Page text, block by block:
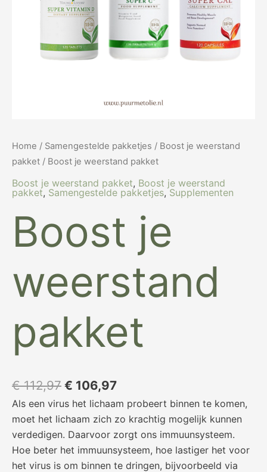
Home / Samengestelde pakketjes / Boost je weerstand
pakket / Boost je weerstand pakket
Boost je weerstand pakket, Boost je weerstand
pakket, Samengestelde pakketjes,Supplementen
Boost je
weerstand
pakket
€112,97 € 106,97
Als een virus het lichaam probeert binnen te komen,
moet het lichaam zich zo krachtig mogelijk kunnen
verdedigen. Daarvoor zorgt ons immuunsysteem.
Hoe beter het immuunsysteem, hoe lastiger het voor
het virus is om binnen te dringen, bijvoorbeeld via